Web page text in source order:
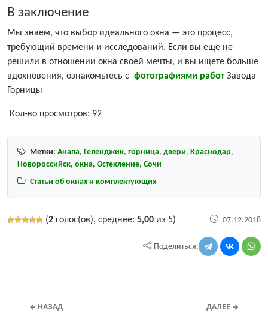
В заключение
Мы знаем, что выбор идеального окна — это процесс,
требующий времени и исследований. Если вы еще не
решили в отношении окна своей мечты, и вы ищете больше
вдохновения, ознакомьтесь с фотографиями работЗавода
Горницы
Кол-во просмотров: 92
Метки: Анапа, Геленджик, горница, двери, Краснодар,
Новороссийск, окна, Остекление, Сочи
Статьи об окнах и комплектующих
(2 голос(ов), среднее: 5,00 из 5) 07.12.2018
Поделиться:
← НАЗАД ДАЛЕЕ →